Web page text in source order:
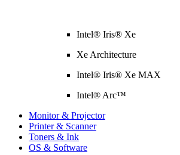
Intel® Iris® Xe
Xe Architecture
Intel® Iris® Xe MAX
Intel® Arc™
Monitor & Projector
Printer & Scanner
Toners & Ink
OS & Software